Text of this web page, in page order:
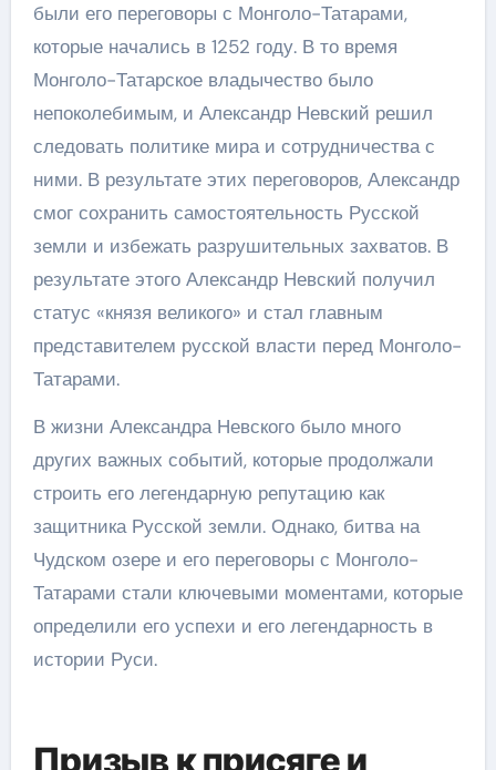
были его переговоры с Монголо-Татарами,
которые начались в 1252 году. В то время
Монголо-Татарское владычество было
непоколебимым, и Александр Невский решил
следовать политике мира и сотрудничества с
ними. В результате этих переговоров, Александр
смог сохранить самостоятельность Русской
земли и избежать разрушительных захватов. В
результате этого Александр Невский получил
статус «князя великого» и стал главным
представителем русской власти перед Монголо-
Татарами.
В жизни Александра Невского было много
других важных событий, которые продолжали
строить его легендарную репутацию как
защитника Русской земли. Однако, битва на
Чудском озере и его переговоры с Монголо-
Татарами стали ключевыми моментами, которые
определили его успехи и его легендарность в
истории Руси.
Призыв к присяге и